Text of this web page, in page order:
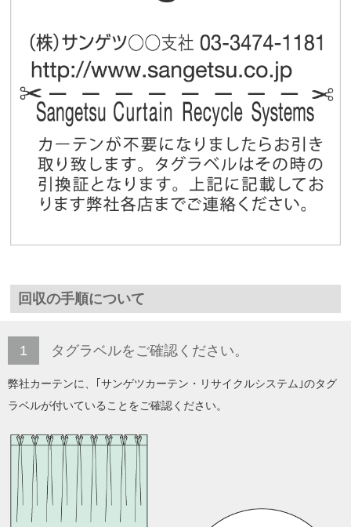
回収の手順について
1 タグラベルをご確認ください。
弊社カーテンに、｢サンゲツカーテン・リサイクルシステム｣のタグ
ラベルが付いていることをご確認ください。